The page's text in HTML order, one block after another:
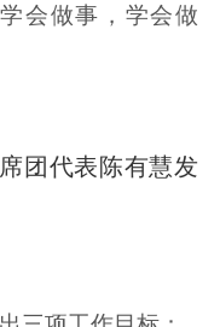
会做事，学会做
团代表陈有慧发